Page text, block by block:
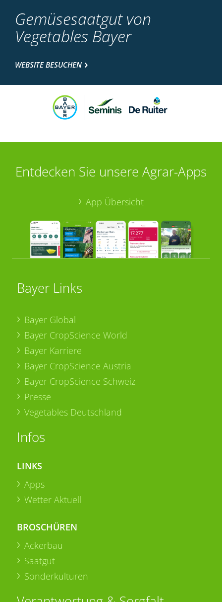
Gemüsesaatgut von
Vegetables Bayer
WEBSITE BESUCHEN
Entdecken Sie unsere Agrar-Apps
App Übersicht
Bayer Links
Bayer Global
Bayer CropScience World
Bayer Karriere
Bayer CropScience Austria
Bayer CropScience Schweiz
Presse
Vegetables Deutschland
Infos
LINKS
Apps
Wetter Aktuell
BROSCHÜREN
Ackerbau
Saatgut
Sonderkulturen